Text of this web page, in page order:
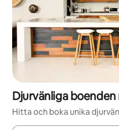
Djurvänliga boenden
Hitta och boka unika